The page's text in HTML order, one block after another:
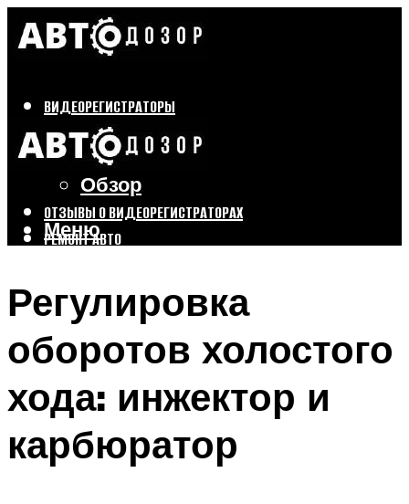
ВИДЕОРЕГИСТРАТОРЫ
Бренды
Выбор
Обзор
ОТЗЫВЫ О ВИДЕОРЕГИСТРАТОРАХ
РЕМОНТ АВТО
Меню
Меню
Регулировка
оборотов холостого
хода: инжектор и
карбюратор